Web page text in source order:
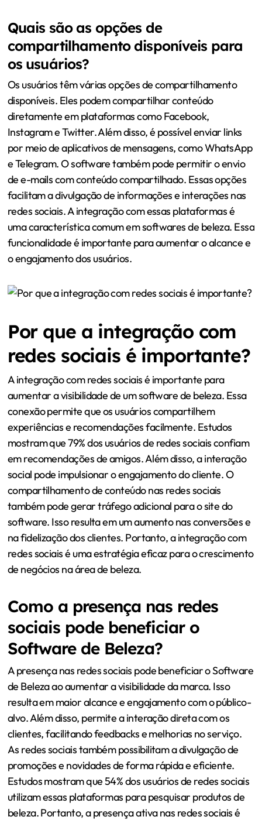
Quais são as opções de
compartilhamento disponíveis para
os usuários?
Os usuários têm várias opções de compartilhamento
disponíveis. Eles podem compartilhar conteúdo
diretamente em plataformas como Facebook,
Instagram e Twitter. Além disso, é possível enviar links
por meio de aplicativos de mensagens, como WhatsApp
e Telegram. O software também pode permitir o envio
de e-mails com conteúdo compartilhado. Essas opções
facilitam a divulgação de informações e interações nas
redes sociais. A integração com essas plataformas é
uma característica comum em softwares de beleza. Essa
funcionalidade é importante para aumentar o alcance e
o engajamento dos usuários.
Por que a integração com
redes sociais é importante?
A integração com redes sociais é importante para
aumentar a visibilidade de um software de beleza. Essa
conexão permite que os usuários compartilhem
experiências e recomendações facilmente. Estudos
mostram que 79% dos usuários de redes sociais confiam
em recomendações de amigos. Além disso, a interação
social pode impulsionar o engajamento do cliente. O
compartilhamento de conteúdo nas redes sociais
também pode gerar tráfego adicional para o site do
software. Isso resulta em um aumento nas conversões e
na fidelização dos clientes. Portanto, a integração com
redes sociais é uma estratégia eficaz para o crescimento
de negócios na área de beleza.
Como a presença nas redes
sociais pode beneficiar o
Software de Beleza?
A presença nas redes sociais pode beneficiar o Software
de Beleza ao aumentar a visibilidade da marca. Isso
resulta em maior alcance e engajamento com o público-
alvo. Além disso, permite a interação direta com os
clientes, facilitando feedbacks e melhorias no serviço.
As redes sociais também possibilitam a divulgação de
promoções e novidades de forma rápida e eficiente.
Estudos mostram que 54% dos usuários de redes sociais
utilizam essas plataformas para pesquisar produtos de
beleza. Portanto, a presença ativa nas redes sociais é